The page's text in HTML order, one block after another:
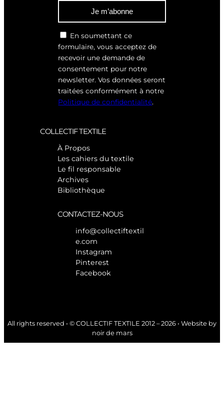
Je m’abonne
En soumettant ce
formulaire, vous acceptez de
recevoir une demande de
consentement pour notre
newsletter. Vos données seront
traitées conformément à notre
Politique de confidentialité.
COLLECTIF TEXTILE
À Propos
Les cahiers du textile
Le fil responsable
Archives
Bibliothèque
CONTACTEZ-NOUS
info@collectiftextil
e.com
Instagram
Pinterest
Facebook
All rights reserved • © COLLECTIF TEXTILE 2012 – 2026 • Website by
noir de mars